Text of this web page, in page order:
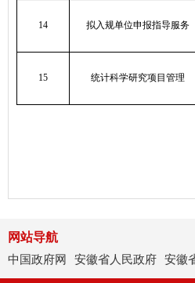
14 拟入规单位申报指导服务
15 统计科学研究项目管理
网站导航
中国政府网
安徽省人民政府 安徽